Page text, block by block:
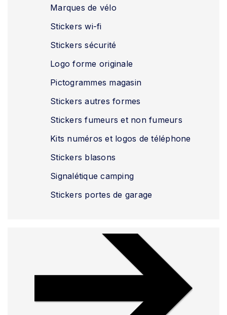
Marques de vélo
Stickers wi-fi
Stickers sécurité
Logo forme originale
Pictogrammes magasin
Stickers autres formes
Stickers fumeurs et non fumeurs
Kits numéros et logos de téléphone
Stickers blasons
Signalétique camping
Stickers portes de garage